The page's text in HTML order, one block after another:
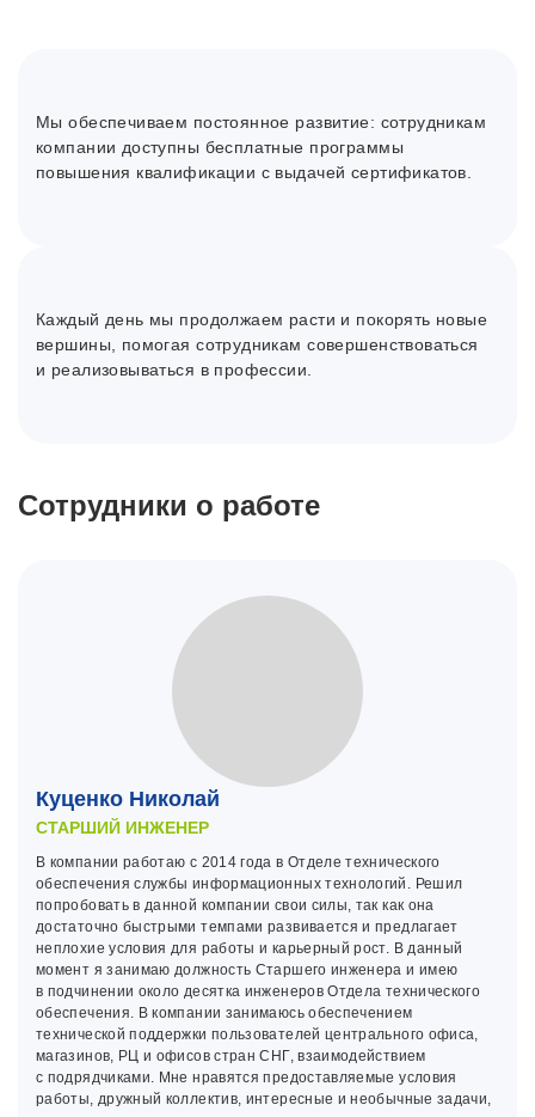
Мы обеспечиваем постоянное развитие: сотрудникам
компании доступны бесплатные программы
повышения квалификации с выдачей сертификатов.
Каждый день мы продолжаем расти и покорять новые
вершины, помогая сотрудникам совершенствоваться
и реализовываться в профессии.
Сотрудники о работе
Куценко Николай
СТАРШИЙ ИНЖЕНЕР
В компании работаю с 2014 года в Отделе технического
обеспечения службы информационных технологий. Решил
попробовать в данной компании свои силы, так как она
достаточно быстрыми темпами развивается и предлагает
неплохие условия для работы и карьерный рост. В данный
момент я занимаю должность Старшего инженера и имею
в подчинении около десятка инженеров Отдела технического
обеспечения. В компании занимаюсь обеспечением
технической поддержки пользователей центрального офиса,
магазинов, РЦ и офисов стран СНГ, взаимодействием
с подрядчиками. Мне нравятся предоставляемые условия
работы, дружный коллектив, интересные и необычные задачи,